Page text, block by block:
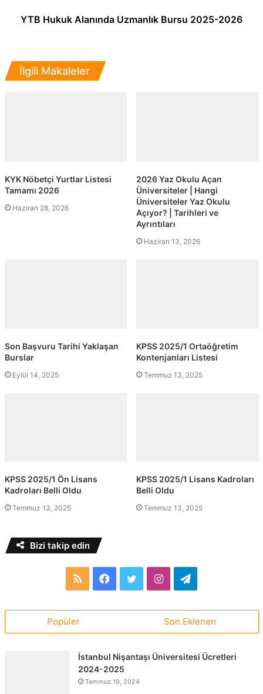
YTB Hukuk Alanında Uzmanlık Bursu 2025-2026
İlgili Makaleler
KYK Nöbetçi Yurtlar Listesi
Tamamı 2026
Haziran 28, 2026
2026 Yaz Okulu Açan
Üniversiteler | Hangi
Üniversiteler Yaz Okulu
Açıyor? | Tarihleri ve
Ayrıntıları
Haziran 13, 2026
Son Başvuru Tarihi Yaklaşan
Burslar
Eylül 14, 2025
KPSS 2025/1 Ortaöğretim
Kontenjanları Listesi
Temmuz 13, 2025
KPSS 2025/1 Ön Lisans
Kadroları Belli Oldu
Temmuz 13, 2025
KPSS 2025/1 Lisans Kadroları
Belli Oldu
Temmuz 13, 2025
Bizi takip edin
RSS Facebook
TwitterInstagramTelegram
Popüler Son Eklenen
İstanbul Nişantaşı Üniversitesi Ücretleri
2024-2025
Temmuz 19, 2024